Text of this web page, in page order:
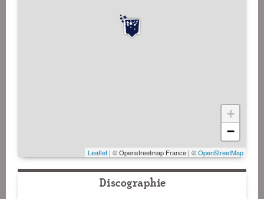
+
−
Leaflet | © Openstreetmap France | ©OpenStreetMap
Discographie